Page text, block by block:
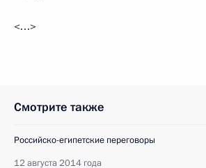
<…>
Смотрите также
Российско-египетские переговоры
12 августа 2014 года